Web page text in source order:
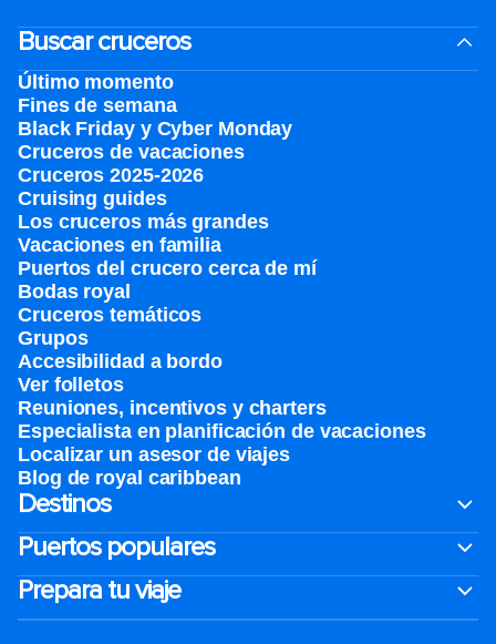
Buscar cruceros
Último momento
Fines de semana
Black Friday y Cyber Monday
Cruceros de vacaciones
Cruceros 2025-2026
Cruising guides
Los cruceros más grandes
Vacaciones en familia
Puertos del crucero cerca de mí
Bodas royal
Cruceros temáticos
Grupos
Accesibilidad a bordo
Ver folletos
Reuniones, incentivos y charters​
Especialista en planificación de vacaciones
Localizar un asesor de viajes
Blog de royal caribbean
Destinos
Puertos populares
Prepara tu viaje